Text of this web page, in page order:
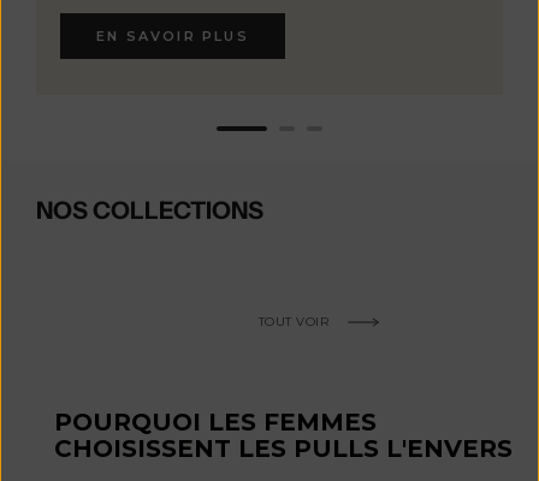
EN SAVOIR PLUS
NOS COLLECTIONS
TOUT VOIR
POURQUOI LES FEMMES
CHOISISSENT LES PULLS L'ENVERS